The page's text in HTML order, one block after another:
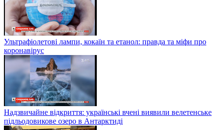
Ультрафіолетові лампи, кокаїн та етанол: правда та міфи про
коронавірус
Надзвичайне відкриття: українські вчені виявили велетенське
підльодовикове озеро в Антарктиді